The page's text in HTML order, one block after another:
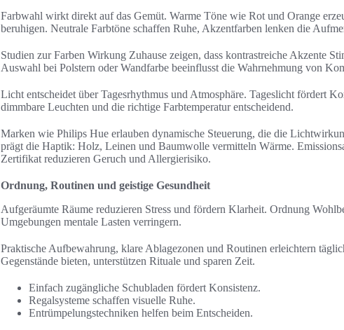
Farbwahl wirkt direkt auf das Gemüt. Warme Töne wie Rot und Orange
beruhigen. Neutrale Farbtöne schaffen Ruhe, Akzentfarben lenken die
Studien zur Farben Wirkung Zuhause zeigen, dass kontrastreiche Akzente
Auswahl bei Polstern oder Wandfarbe beeinflusst die Wahrnehmung von
Licht entscheidet über Tagesrhythmus und Atmosphäre. Tageslicht fördert
dimmbare Leuchten und die richtige Farbtemperatur entscheidend.
Marken wie Philips Hue erlauben dynamische Steuerung, die die
prägt die Haptik: Holz, Leinen und Baumwolle vermitteln Wärme.
Zertifikat reduzieren Geruch und Allergierisiko.
Ordnung, Routinen und geistige Gesundheit
Aufgeräumte Räume reduzieren Stress und fördern Klarheit. Ordnung
Umgebungen mentale Lasten verringern.
Praktische Aufbewahrung, klare Ablagezonen und Routinen erleichtern
Gegenstände bieten, unterstützen Rituale und sparen Zeit.
Einfach zugängliche Schubladen fördert Konsistenz.
Regalsysteme schaffen visuelle Ruhe.
Entrümpelungstechniken helfen beim Entscheiden.